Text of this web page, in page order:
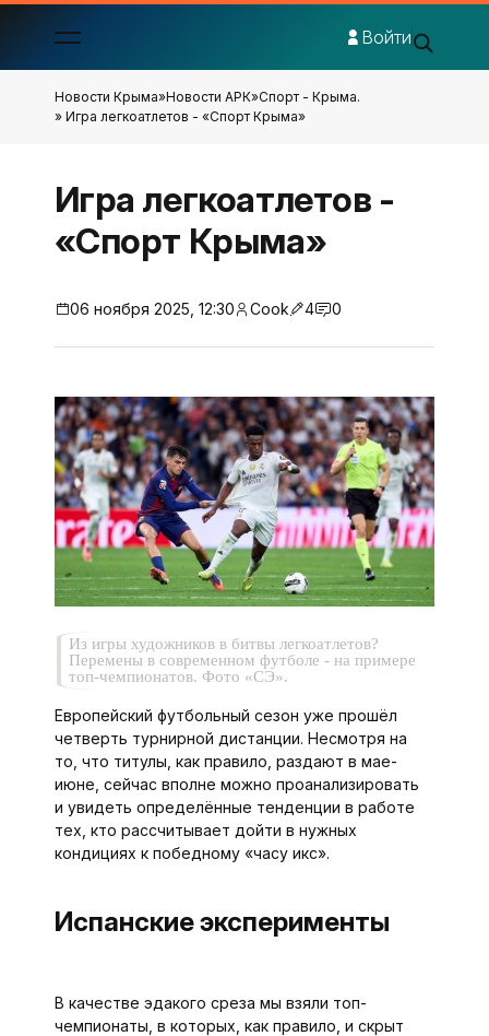
Войти
Новости Крыма»Новости АРК»Спорт - Крыма.
» Игра легкоатлетов - «Спорт Крыма»
Игра легкоатлетов -
«Спорт Крыма»
06 ноября 2025, 12:30 Cook 4 0
Из игры художников в битвы легкоатлетов?
Перемены в сов­ременном футболе - на примере
топ-чемпионатов. Фото «СЭ».
Европейский футбольный сезон уже прошёл
четверть турнирной дистанции. Несмотря на
то, что титулы, как правило, раздают в мае-
июне, сейчас вполне можно проанализировать
и увидеть определённые тенденции в работе
тех, кто рассчитывает дойти в нужных
кондициях к победному «часу икс».
Испанские эксперименты
В качестве эдакого среза мы взяли топ-
чемпионаты, в которых, как правило, и скрыт